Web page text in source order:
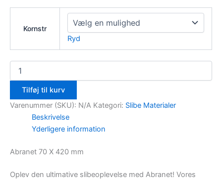
Kornstr
Ryd
Tilføj til kurv
Varenummer (SKU): N/A Kategori: Slibe Materialer
Beskrivelse
Yderligere information
Abranet 70 X 420 mm
Oplev den ultimative slibeoplevelse med Abranet! Vores